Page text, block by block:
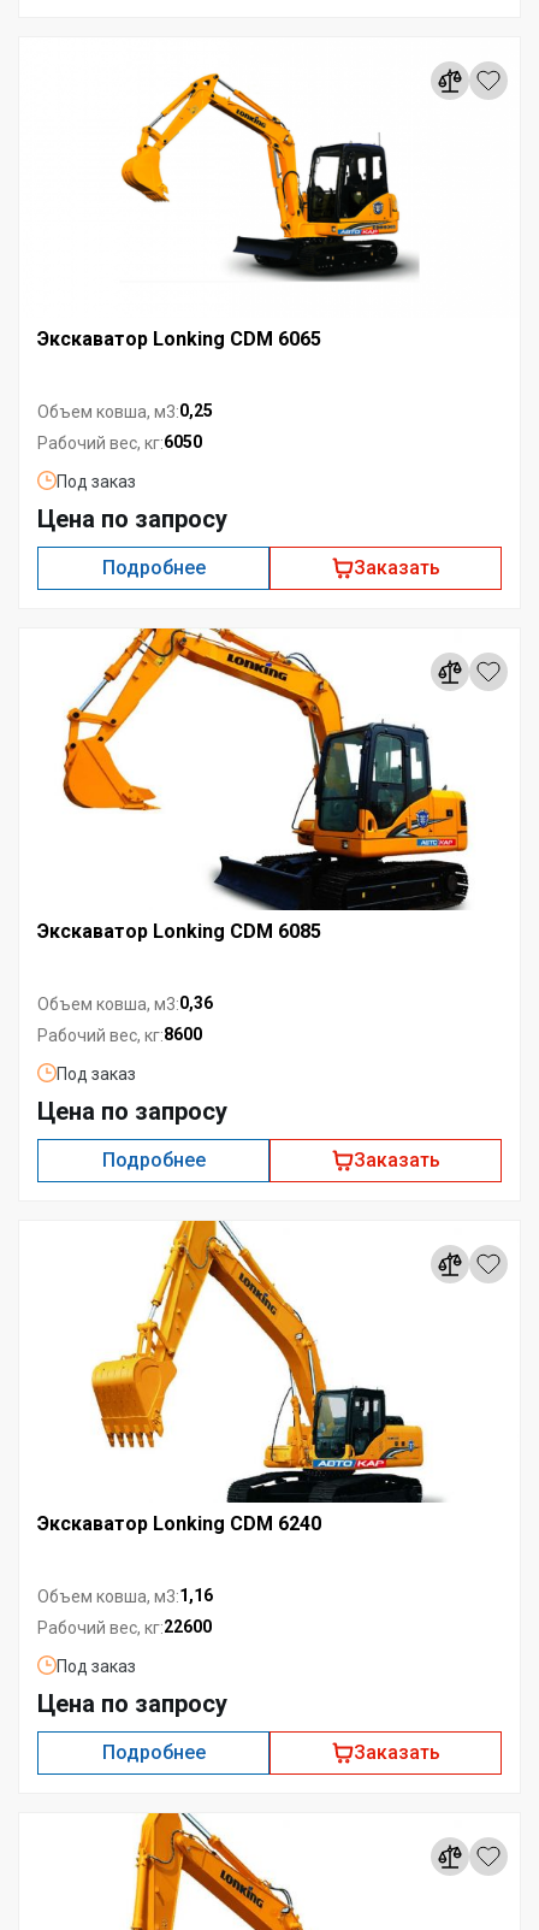
Экскаватор Lonking CDM 6065
Объем ковша, м3:0,25
Рабочий вес, кг:6050
Под заказ
Цена по запросу
Подробнее Заказать
Экскаватор Lonking CDM 6085
Объем ковша, м3:0,36
Рабочий вес, кг:8600
Под заказ
Цена по запросу
Подробнее Заказать
Экскаватор Lonking CDM 6240
Объем ковша, м3:1,16
Рабочий вес, кг:22600
Под заказ
Цена по запросу
Подробнее Заказать